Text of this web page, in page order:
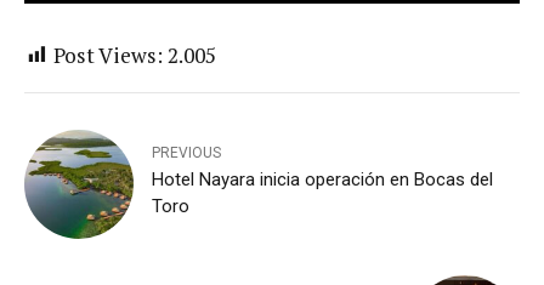
Post Views: 2.005
PREVIOUS
Hotel Nayara inicia operación en Bocas del
Toro